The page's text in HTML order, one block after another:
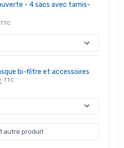
- 4 sacs avec tamis-
TTC
bi-filtre et accessoires
TTC
autre produit